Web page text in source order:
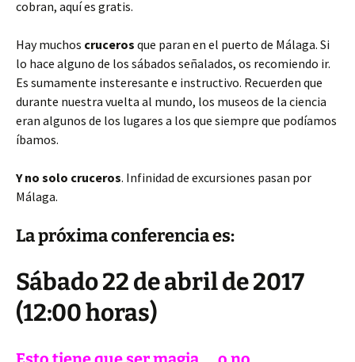
cobran, aquí es gratis.
Hay muchos cruceros que paran en el puerto de Málaga. Si
lo hace alguno de los sábados señalados, os recomiendo ir.
Es sumamente insteresante e instructivo. Recuerden que
durante nuestra vuelta al mundo, los museos de la ciencia
eran algunos de los lugares a los que siempre que podíamos
íbamos.
Y no solo cruceros. Infinidad de excursiones pasan por
Málaga.
La próxima conferencia es:
Sábado 22 de abril de 2017
(12:00 horas)